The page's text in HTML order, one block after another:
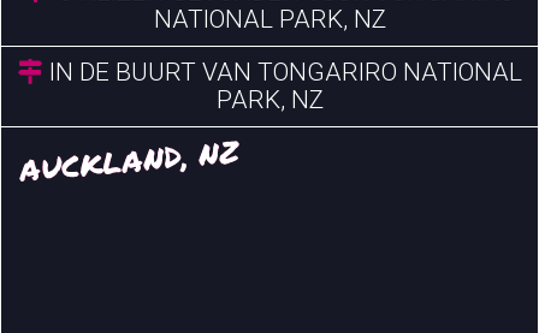
NATIONAL PARK, NZ
IN DE BUURT VAN TONGARIRO NATIONAL
PARK, NZ
AUCKLAND, NZ